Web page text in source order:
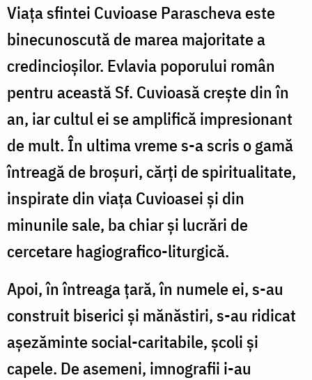
Viața sfintei Cuvioase Parascheva este
binecunoscută de marea majoritate a
credincioșilor. Evlavia poporului român
pentru această Sf. Cuvioasă crește din în
an, iar cultul ei se amplifică impresionant
de mult. În ultima vreme s-a scris o gamă
întreagă de broșuri, cărți de spiritualitate,
inspirate din viața Cuvioasei și din
minunile sale, ba chiar și lucrări de
cercetare hagiografico-liturgică.
Apoi, în întreaga țară, în numele ei, s-au
construit biserici și mănăstiri, s-au ridicat
așezăminte social-caritabile, școli și
capele. De asemeni, imnografii i-au